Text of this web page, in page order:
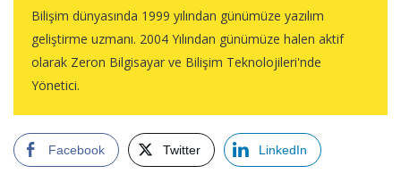
Bilişim dünyasında 1999 yılından günümüze yazılım
geliştirme uzmanı. 2004 Yılından günümüze halen aktif
olarak Zeron Bilgisayar ve Bilişim Teknolojileri'nde
Yönetici.
Facebook Twitter LinkedIn